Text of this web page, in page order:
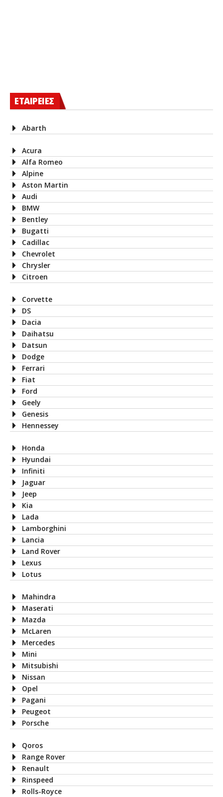
ΕΤΑΙΡΕΙΕΣ
Abarth
Acura
Alfa Romeo
Alpine
Aston Martin
Audi
BMW
Bentley
Bugatti
Cadillac
Chevrolet
Chrysler
Citroen
Corvette
DS
Dacia
Daihatsu
Datsun
Dodge
Ferrari
Fiat
Ford
Geely
Genesis
Hennessey
Honda
Hyundai
Infiniti
Jaguar
Jeep
Kia
Lada
Lamborghini
Lancia
Land Rover
Lexus
Lotus
Mahindra
Maserati
Mazda
McLaren
Mercedes
Mini
Mitsubishi
Nissan
Opel
Pagani
Peugeot
Porsche
Qoros
Range Rover
Renault
Rinspeed
Rolls-Royce